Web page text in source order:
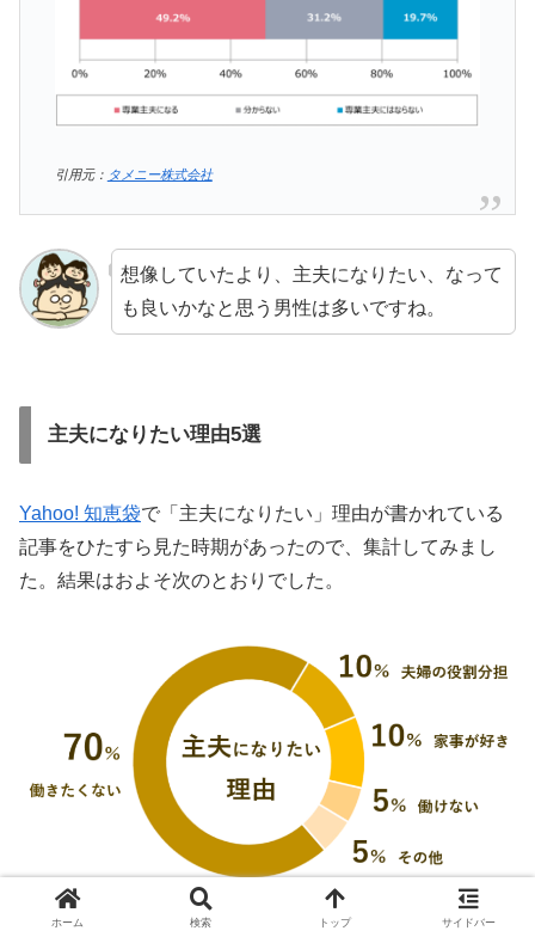
引用元： タメニー株式会社
想像していたより、主夫になりたい、なって
も良いかなと思う男性は多いですね。
主夫になりたい理由5選
Yahoo! 知恵袋で「主夫になりたい」理由が書かれている
記事をひたすら見た時期があったので、集計してみまし
た。結果はおよそ次のとおりでした。
ホーム 検索 トップ サイドバー